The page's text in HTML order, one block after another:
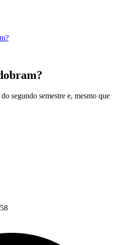
segundo semestre e, mesmo que